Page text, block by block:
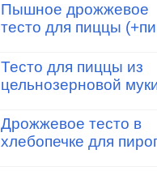
Пышное дрожжевое
тесто для пиццы
Тесто для пиццы из
цельнозерновой
Дрожжевое тесто в
хлебопечке для